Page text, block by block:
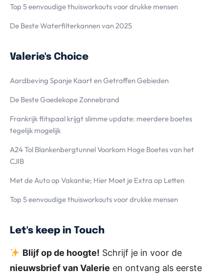
Top 5 eenvoudige thuisworkouts voor drukke mensen
De Beste Waterfilterkannen van 2025
Valerie's Choice
Aardbeving Spanje Kaart en Getroffen Gebieden
De Beste Goedekope Zonnebrand
Frankrijk flitspaal krijgt slimme update: meerdere boetes
tegelijk mogelijk
A24 Tol Blankenbergtunnel Voorkom Hoge Boetes van het
CJIB
Met de Auto op Vakantie; Hier Moet je Extra op Letten
Top 5 eenvoudige thuisworkouts voor drukke mensen
Let's keep in Touch
Blijf op de hoogte! Schrijf je in voor de
nieuwsbrief van Valerie en ontvang als eerste